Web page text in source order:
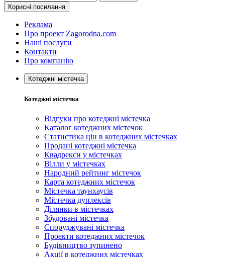
Корисні посилання
Реклама
Про проект Zagorodna.com
Наші послуги
Контакти
Про компанію
Котеджні містечка
Котеджні містечка
Відгуки про котеджні містечка
Каталог котеджних містечок
Статистика цін в котеджних містечках
Продані котеджні містечка
Квадрекси у містечках
Вілли у містечках
Народний рейтинг містечок
Карта котеджних містечок
Містечка таунхаусів
Містечка дуплексів
Ділянки в містечках
Збудовані містечка
Споруджувані містечка
Проекти котеджних містечок
Будівництво зупинено
Акції в котеджних містечках